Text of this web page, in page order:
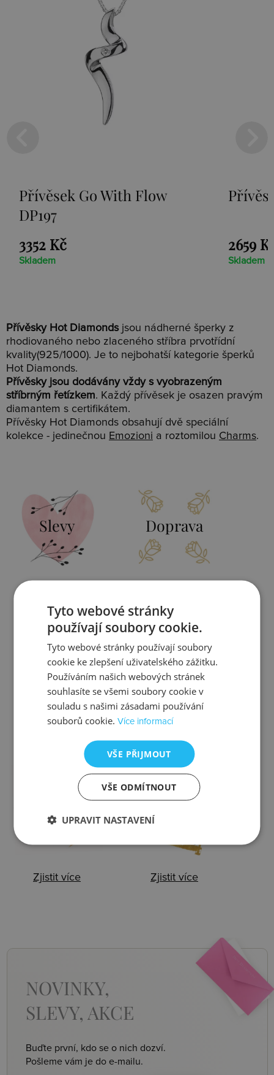
Flow Přívěsek Paradise DP230
Přívěsky Hot Diamonds jsou nádherné šperky z
rhodiovaného nebo zlaceného stříbra prvotřídní
kvality(925/1000). Je to nejbohatší kategorie šperků
Hot Diamonds.
Přívěsky jsou dodávány vždy s vyobrazeným
stříbrným řetízkem. Každý přívěsek je osazen pravým
diamantem s certifikátem.
Přívěsky Hot Diamonds obsahují dvě speciální
kolekce - jedinečnou Emozioni a roztomilou Charms.
Slevy Doprava
Kontrola Výměna
Zjistit více
Balení
Zjistit více
NOVINKY,
SLEVY, AKCE
Buďte první, kdo se o nich dozví.
Pošleme vám je do e-mailu.
Tyto webové stránky
používají soubory cookie.
Tyto webové stránky používají soubory
cookie ke zlepšení uživatelského zážitku.
Používáním našich webových stránek
souhlasíte se všemi soubory cookie v
souladu s našimi zásadami používání
souborů cookie.Více informací
VŠE PŘIJMOUT
VŠE ODMÍTNOUT
UPRAVIT NASTAVENÍ